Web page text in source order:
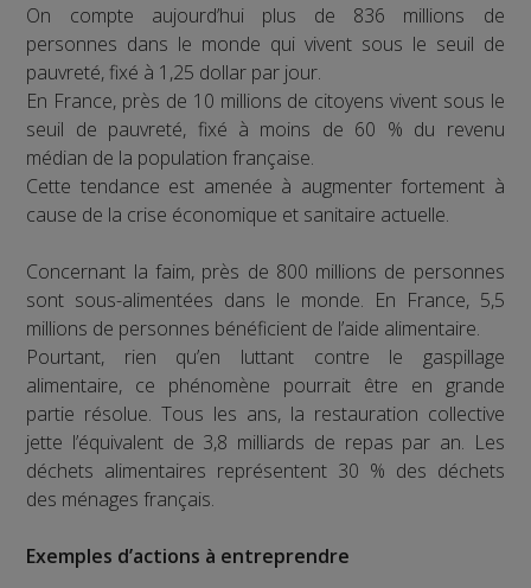
On compte aujourd’hui plus de 836 millions de
personnes dans le monde qui vivent sous le seuil de
pauvreté, fixé à 1,25 dollar par jour.
En France, près de 10 millions de citoyens vivent sous le
seuil de pauvreté, fixé à moins de 60 % du revenu
médian de la population française.
Cette tendance est amenée à augmenter fortement à
cause de la crise économique et sanitaire actuelle.
Concernant la faim, près de 800 millions de personnes
sont sous-alimentées dans le monde. En France, 5,5
millions de personnes bénéficient de l’aide alimentaire.
Pourtant, rien qu’en luttant contre le gaspillage
alimentaire, ce phénomène pourrait être en grande
partie résolue. Tous les ans, la restauration collective
jette l’équivalent de 3,8 milliards de repas par an. Les
déchets alimentaires représentent 30 % des déchets
des ménages français.
Exemples d’actions à entreprendre